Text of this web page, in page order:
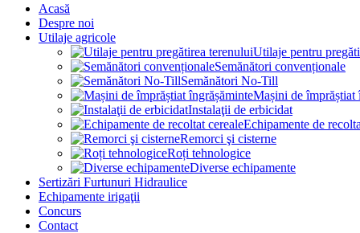
Acasă
Despre noi
Utilaje agricole
Utilaje pentru
Semănători convenționale
Semănători No-Till
Mașini de împrăștiat
Instalaţii de erbicidat
Echipamente de
Remorci şi cisterne
Roți tehnologice
Diverse echipamente
Sertizări Furtunuri Hidraulice
Echipamente irigaţii
Concurs
Contact